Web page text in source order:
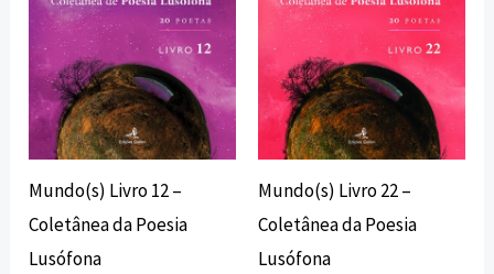
Mundo(s) Livro 12 –
Coletânea da Poesia
Lusófona
Mundo(s) Livro 22 –
Coletânea da Poesia
Lusófona